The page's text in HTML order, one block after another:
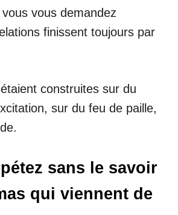
vous vous demandez
finissent toujours par
construites sur du
sur du feu de paille,
sans le savoir
qui viennent de